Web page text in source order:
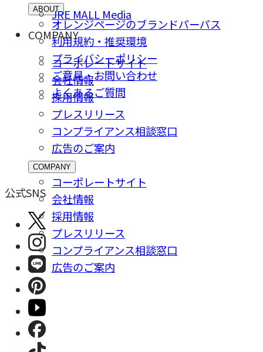
JRE MALL Media
ABOUT
オレンジページのブランドパーパス
利用規約・推奨環境
プライバシーポリシー
ご意⾒・お問い合わせ
よくあるご質問
COMPANY
コーポレートサイト
会社情報
採⽤情報
プレスリリース
コンプライアンス相談窓⼝
広告のご案内
COMPANY
コーポレートサイト
会社情報
採⽤情報
プレスリリース
コンプライアンス相談窓⼝
広告のご案内
公式SNS